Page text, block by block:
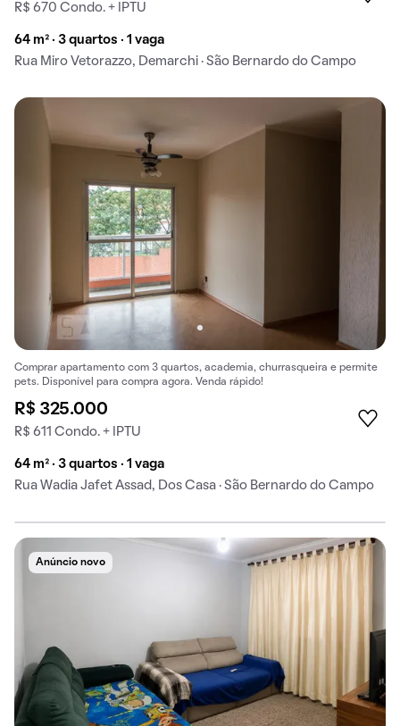
R$ 670 Condo. + IPTU
64 m² · 3 quartos · 1 vaga
Rua Miro Vetorazzo, Demarchi · São Bernardo do Campo
Comprar apartamento com 3 quartos, academia, churrasqueira e permite
pets. Disponível para compra agora. Venda rápido!
R$ 325.000
R$ 611 Condo. + IPTU
64 m² · 3 quartos · 1 vaga
Rua Wadia Jafet Assad, Dos Casa · São Bernardo do Campo
Anúncio novo